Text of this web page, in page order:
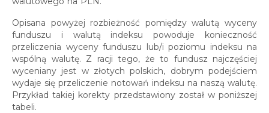
Opisana powyżej rozbieżność pomiędzy walutą wyceny
funduszu i walutą indeksu powoduje konieczność
przeliczenia wyceny funduszu lub/i poziomu indeksu na
wspólną walutę. Z racji tego, że to fundusz najczęściej
wyceniany jest w złotych polskich, dobrym podejściem
wydaje się przeliczenie notowań indeksu na naszą walutę.
Przykład takiej korekty przedstawiony został w poniższej
tabeli.